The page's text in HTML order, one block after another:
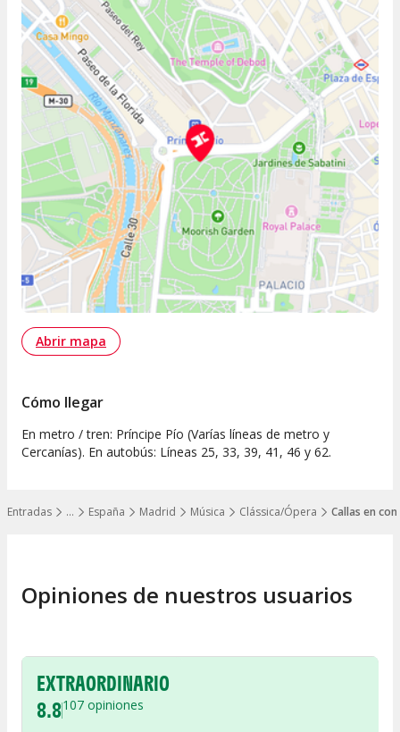
…
Mostrar todos los niveles
Entradas España Madrid Música Clássica/Ópera Callas en
Abrir mapa
Cómo llegar
En metro / tren: Príncipe Pío (Varías líneas de metro y
Cercanías). En autobús: Líneas 25, 33, 39, 41, 46 y 62.
Opiniones de nuestros usuarios
EXTRAORDINARIO
8.8107 opiniones